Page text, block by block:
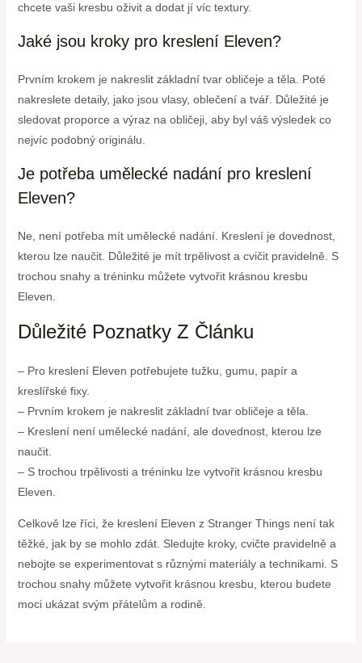
chcete vaši kresbu oživit a dodat jí víc textury.
Jaké jsou kroky pro kreslení Eleven?
Prvním krokem je nakreslit základní tvar obličeje a těla. Poté
nakreslete detaily, jako jsou vlasy, oblečení a tvář. Důležité je
sledovat proporce a výraz na obličeji, aby byl váš výsledek co
nejvíc podobný originálu.
Je potřeba umělecké nadání pro kreslení
Eleven?
Ne, není potřeba mít umělecké nadání. Kreslení je dovednost,
kterou lze naučit. Důležité je mít trpělivost a cvičit pravidelně. S
trochou snahy a tréninku můžete vytvořit krásnou kresbu
Eleven.
Důležité Poznatky Z Článku
– Pro kreslení Eleven potřebujete tužku, gumu, papír a
kreslířské fixy.
– Prvním krokem je nakreslit základní tvar obličeje a těla.
– Kreslení není umělecké nadání, ale dovednost, kterou lze
naučit.
– S trochou trpělivosti a tréninku lze vytvořit krásnou kresbu
Eleven.
Celkově lze říci, že kreslení Eleven z Stranger Things není tak
těžké, jak by se mohlo zdát. Sledujte kroky, cvičte pravidelně a
nebojte se experimentovat s různými materiály a technikami. S
trochou snahy můžete vytvořit krásnou kresbu, kterou budete
moci ukázat svým přátelům a rodině.